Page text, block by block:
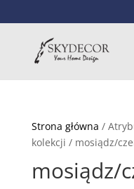
Strona główna /
kolekcji / mosiądz/
mosiądz/